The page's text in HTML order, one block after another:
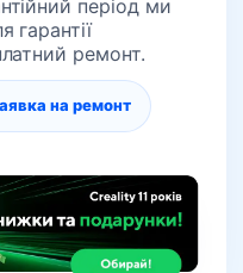
період ми
гарантії
ремонт.
на ремонт